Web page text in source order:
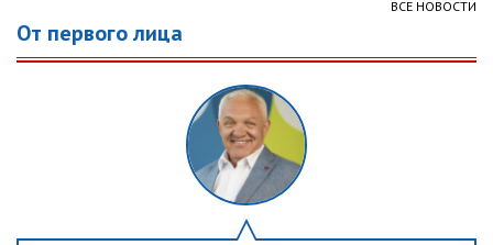
ВСЕ НОВОСТИ
От первого лица